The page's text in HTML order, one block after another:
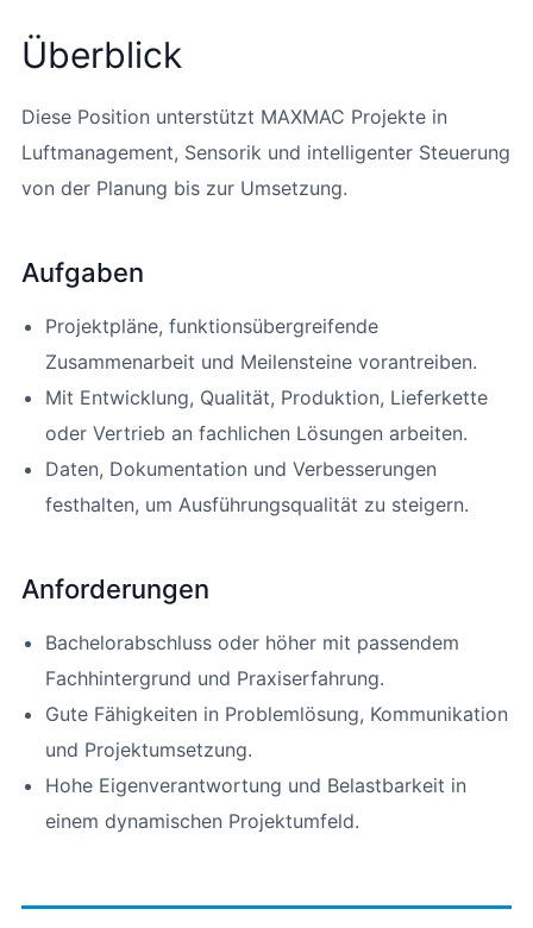
Überblick
Diese Position unterstützt MAXMAC Projekte in
Luftmanagement, Sensorik und intelligenter Steuerung
von der Planung bis zur Umsetzung.
Aufgaben
Projektpläne, funktionsübergreifende
Zusammenarbeit und Meilensteine vorantreiben.
Mit Entwicklung, Qualität, Produktion, Lieferkette
oder Vertrieb an fachlichen Lösungen arbeiten.
Daten, Dokumentation und Verbesserungen
festhalten, um Ausführungsqualität zu steigern.
Anforderungen
Bachelorabschluss oder höher mit passendem
Fachhintergrund und Praxiserfahrung.
Gute Fähigkeiten in Problemlösung, Kommunikation
und Projektumsetzung.
Hohe Eigenverantwortung und Belastbarkeit in
einem dynamischen Projektumfeld.